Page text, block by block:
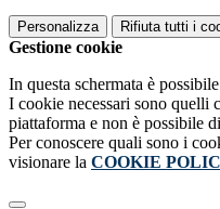
Personalizza Rifiuta tutti i
Gestione cookie
In questa schermata è
I cookie necessari sono quelli
piattaforma e non è possibile
Per conoscere quali sono i
visionare la COOKIE